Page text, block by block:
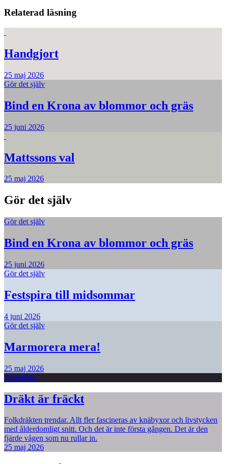
Relaterad läsning
Handgjort
25 maj 2026
Gör det själv
Bind en Krona av blommor och gräs
25 juni 2026
Mattssons val
25 maj 2026
Gör det själv
Gör det själv
Bind en Krona av blommor och gräs
25 juni 2026
Gör det själv
Festspira till midsommar
4 juni 2026
Gör det själv
Marmorera mera!
25 maj 2026
Reportage
Dräkt är fräckt
Folkdräkten trendar. Allt fler fascineras av knäbyxor och livstycken
med ålderdomligt snitt. Och det är inte första gången. Det är den
fjärde vågen som nu rullar in.
25 maj 2026